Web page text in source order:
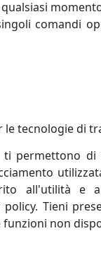
IN ITALY,
comandi
le tecnologie di
permettono
all'utilità e
Tieni
non